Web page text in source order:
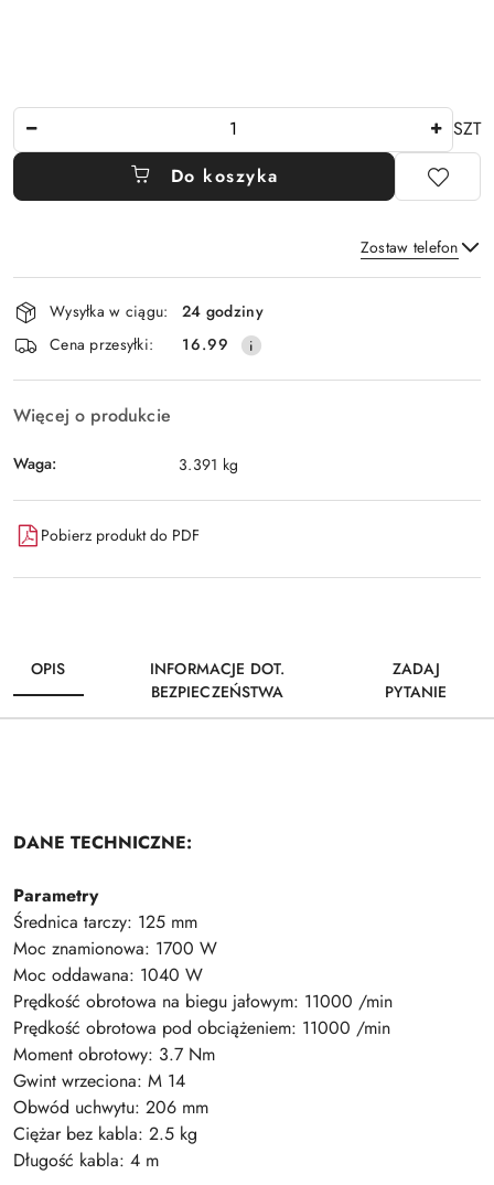
SZT
Do koszyka
Zostaw telefon
Wyślij
Dostępność
i
dostawa
Wysyłka w ciągu:
24 godziny
Cena przesyłki:
16.99
Więcej o produkcie
Waga: 3.391 kg
Pobierz produkt do PDF
OPIS
INFORMACJE DOT.
BEZPIECZEŃSTWA
ZADAJ
PYTANIE
DANE TECHNICZNE:
Parametry
Średnica tarczy: 125 mm
Moc znamionowa: 1700 W
Moc oddawana: 1040 W
Prędkość obrotowa na biegu jałowym: 11000 /min
Prędkość obrotowa pod obciążeniem: 11000 /min
Moment obrotowy: 3.7 Nm
Gwint wrzeciona: M 14
Obwód uchwytu: 206 mm
Ciężar bez kabla: 2.5 kg
Długość kabla: 4 m